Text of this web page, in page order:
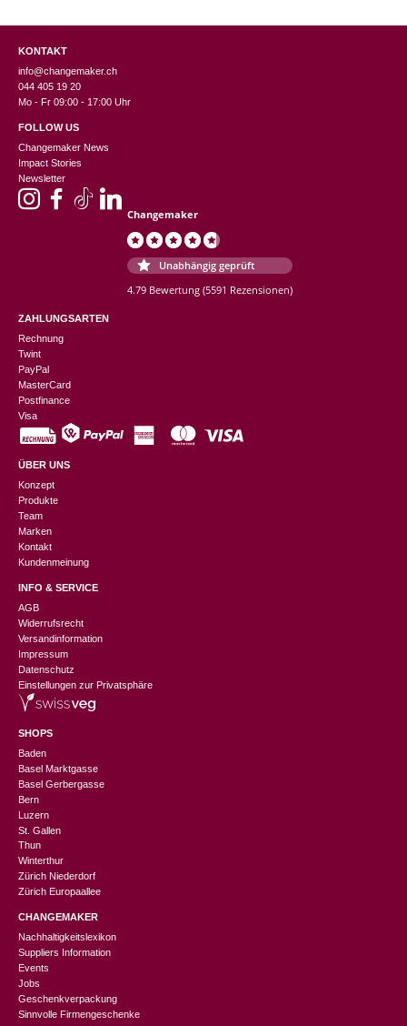
KONTAKT
info@changemaker.ch
044 405 19 20
Mo - Fr 09:00 - 17:00 Uhr
FOLLOW US
Changemaker News
Impact Stories
Newsletter
Changemaker
Unabhängig geprüft
4.79 Bewertung (5591 Rezensionen)
ZAHLUNGSARTEN
Rechnung
Twint
PayPal
MasterCard
Postfinance
Visa
ÜBER UNS
Konzept
Produkte
Team
Marken
Kontakt
Kundenmeinung
INFO & SERVICE
AGB
Widerrufsrecht
Versandinformation
Impressum
Datenschutz
Einstellungen zur Privatsphäre
SHOPS
Baden
Basel Marktgasse
Basel Gerbergasse
Bern
Luzern
St. Gallen
Thun
Winterthur
Zürich Niederdorf
Zürich Europaallee
CHANGEMAKER
Nachhaltigkeitslexikon
Suppliers Information
Events
Jobs
Geschenkverpackung
Sinnvolle Firmengeschenke